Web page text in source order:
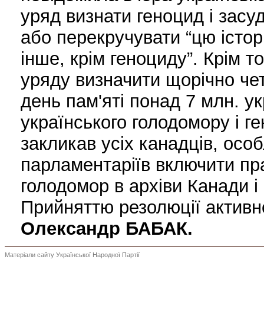
уряд визнати геноцид i
або перекручувати “цю
iнше, крiм геноциду”. Крiм
уряду визначити щорiчно
день пам'ятi понад 7 млн.
українського голодомору i
закликав усiх канадцiв,
парламентарiїв включити
голодомор в архiви Канади i
Прийняттю резолюцiї
Олександр БАБАК.
Матеріали сайту Української Народної Партії